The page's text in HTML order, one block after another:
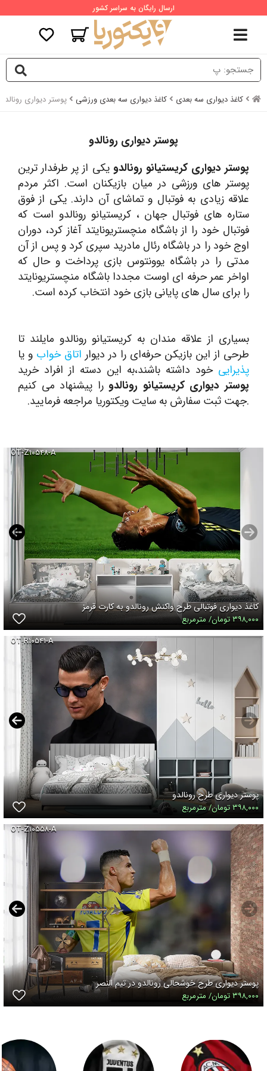
ارسال رایگان به سراسر کشور
کاغذ دیواری سه بعدی کاغذ دیواری سه بعدی ورزشی پوستر دیواری رونالدو
پوستر دیواری رونالدو
پوستر دیواری کریستیانو رونالدو یکی از پر طرفدار ترین
پوستر های ورزشی در میان بازیکنان است. اکثر مردم
علاقه زیادی به فوتبال و تماشای آن دارند. یکی از فوق
ستاره های فوتبال جهان ، کریستیانو رونالدو است که
فوتبال خود را از باشگاه منچستریونایتد آغاز کرد، دوران
اوج خود را در باشگاه رئال مادرید سپری کرد و پس از آن
مدتی را در باشگاه یوونتوس بازی پرداخت و حال که
اواخر عمر حرفه ای اوست مجددا باشگاه منچستریونایتد
را برای سال‌ های پایانی بازی خود انتخاب کرده است.
بسیاری از علاقه مندان به کریستیانو رونالدو مایلند تا
طرحی از این بازیکن حرفه‌ای را در دیوار اتاق خواب و یا
پذیرایی خود داشته باشند،به این دسته از افراد خرید
پوستر دیواری کریستیانو رونالدو را پیشنهاد می کنیم
.جهت ثبت سفارش به سایت ویکتوریا مراجعه فرمایید.
OT-Z۱۰۵۴۸-A
کاغذ دیواری فوتبالی طرح واکنش رونالدو به کارت قرمز
۳۹۸,۰۰۰ تومان/ مترمربع
OT-R۱۰۵۴۱-A
پوستر دیواری طرح رونالدو
۳۹۸,۰۰۰ تومان/ مترمربع
OT-Z۱۰۵۵۸-A
پوستر دیواری طرح خوشحالی رونالدو در تیم النصر
۳۹۸,۰۰۰ تومان/ مترمربع